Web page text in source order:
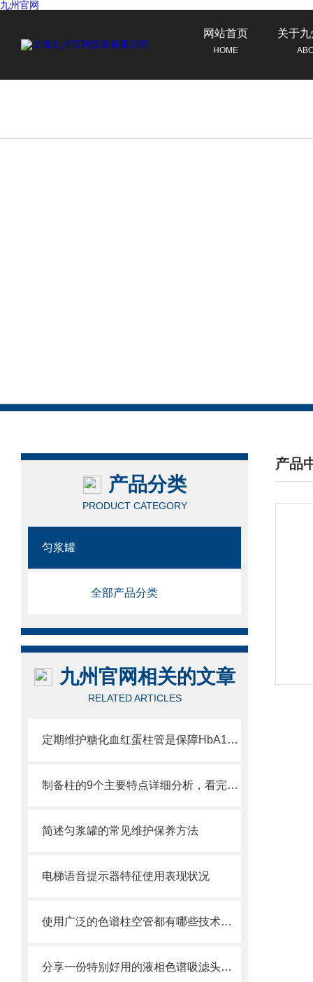
九州官网
网站首页
HOME
关于
产品分类
PRODUCT CATEGORY
匀浆罐
全部产品分类
九州官网相关的文章
RELATED ARTICLES
定期维护糖化血红蛋柱管是保障HbA1c检测准确的关键
制备柱的9个主要特点详细分析，看完你就知道它有多么出色
简述匀浆罐的常见维护保养方法
电梯语音提示器特征使用表现状况
使用广泛的色谱柱空管都有哪些技术优势
分享一份特别好用的液相色谱吸滤头维护保养方法
产品
/